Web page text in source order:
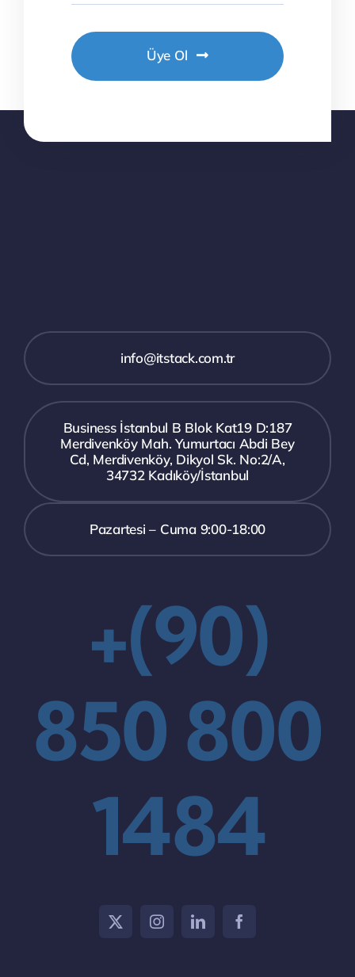
Üye Ol
info@itstack.com.tr
Business İstanbul B Blok Kat19 D:187
Merdivenköy Mah. Yumurtacı Abdi Bey
Cd, Merdivenköy, Dikyol Sk. No:2/A,
34732 Kadıköy/İstanbul
Pazartesi – Cuma 9:00-18:00
+(90)
850 800
1484